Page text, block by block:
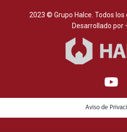
2023 © Grupo Halce. Todos
Desarrollado por
Aviso de